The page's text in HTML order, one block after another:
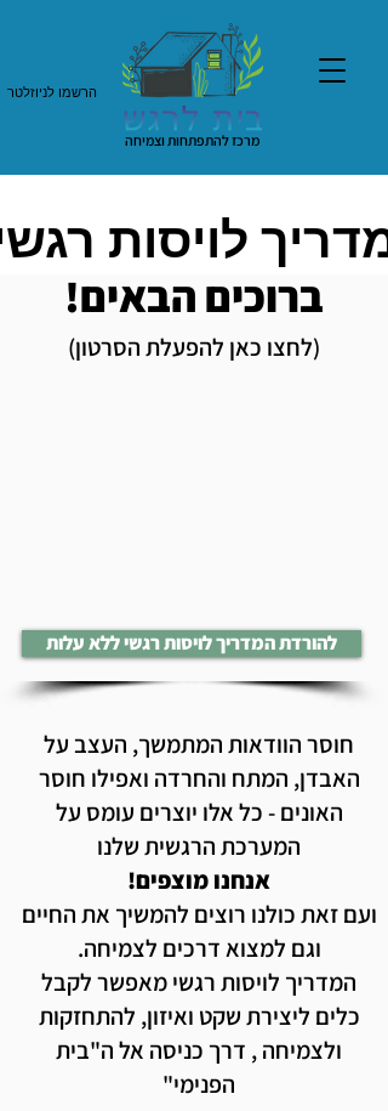
הרשמו לניוזלטר
מרכז להתפתחות וצמיחה
מדריך לויסות
מדריך לויסות
ברוכים הבאים!
(לחצו כאן להפעלת הסרטון)
להורדת המדריך לויסות רגשי ללא עלות
חוסר הוודאות המתמשך, העצב על
האבדן, המתח והחרדה ואפילו חוסר
האונים - כל אלו יוצרים עומס על
המערכת הרגשית שלנו
אנחנו מוצפים!
ועם זאת כולנו רוצים להמשיך את החיים
וגם למצוא דרכים לצמיחה.
המדריך לויסות רגשי מאפשר לקבל
כלים ליצירת שקט ואיזון, להתחזקות
ולצמיחה , דרך כניסה אל ה"בית
הפנימי"